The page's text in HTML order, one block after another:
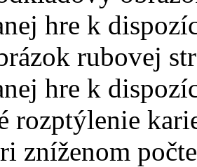
hre k
rubovej
hre k
rozptýlenie
zníženom